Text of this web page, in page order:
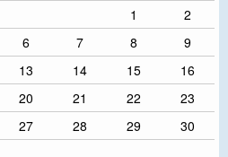
1
2
6 7 8
9
13 14 15
16
20 21 22
23
27 28 29
30